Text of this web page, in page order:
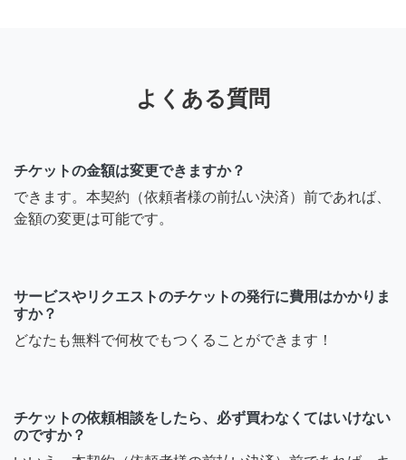
よくある質問
チケットの金額は変更できますか？
できます。本契約（依頼者様の前払い決済）前であれば、
金額の変更は可能です。
サービスやリクエストのチケットの発行に費用はかかりま
すか？
どなたも無料で何枚でもつくることができます！
チケットの依頼相談をしたら、必ず買わなくてはいけない
のですか？